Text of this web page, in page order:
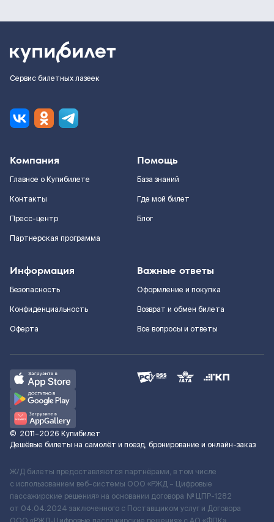
Сервис билетных лазеек
Компания
Главное о Купибилете
Контакты
Пресс-центр
Партнерская программа
Помощь
База знаний
Где мой билет
Блог
Информация
Безопасность
Конфиденциальность
Оферта
Важные ответы
Оформление и покупка
Возврат и обмен билета
Все вопросы и ответы
© 2011–2026 Купибилет
Дешёвые билеты на самолёт и поезд, бронирование и онлайн-заказ
Ж/Д билеты предоставляются партнёрами, в том числе
с использованием веб-системы ООО «РЖД – Цифровые
пассажирские решения» на основании договора № ЦПР-1282
от 04.04.2024 заключенного с Поставщиком услуг и Договора